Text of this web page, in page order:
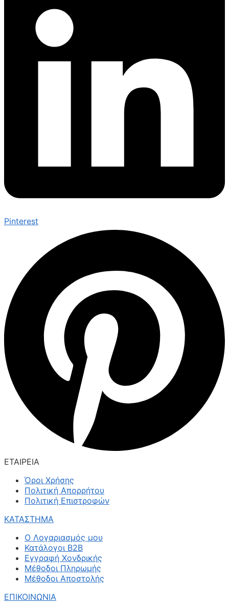
Pinterest
ΕΤΑΙΡΕΙΑ
Όροι Χρήσης
Πολιτική Απορρήτου
Πολιτική Επιστροφών
ΚΑΤΑΣΤΗΜΑ
Ο Λογαριασμός μου
Κατάλογοι B2B
Εγγραφή Χονδρικής
Μέθοδοι Πληρωμής
Μέθοδοι Αποστολής
ΕΠΙΚΟΙΝΩΝΙΑ